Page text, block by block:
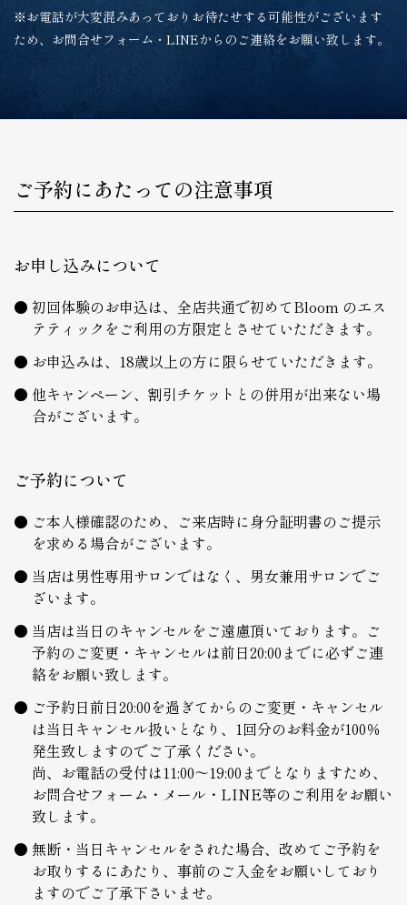
※お電話が大変混みあっておりお待たせする可能性がございます
ため、お問合せフォーム・LINEからのご連絡をお願い致します。
ご予約にあたっての注意事項
お申し込みについて
初回体験のお申込は、全店共通で初めてBloom のエス
テティックをご利用の方限定とさせていただきます。
お申込みは、18歳以上の方に限らせていただきます。
他キャンペーン、割引チケットとの併用が出来ない場
合がございます。
ご予約について
ご本人様確認のため、ご来店時に身分証明書のご提示
を求める場合がございます。
当店は男性専用サロンではなく、男女兼用サロンでご
ざいます。
当店は当日のキャンセルをご遠慮頂いております。ご
予約のご変更・キャンセルは前日20:00までに必ずご連
絡をお願い致します。
ご予約日前日20:00を過ぎてからのご変更・キャンセル
は当日キャンセル扱いとなり、1回分のお料金が100％
発生致しますのでご了承ください。
尚、お電話の受付は11:00～19:00までとなりますため、
お問合せフォーム・メール・LINE等のご利用をお願い
致します。
無断・当日キャンセルをされた場合、改めてご予約を
お取りするにあたり、事前のご入金をお願いしており
ますのでご了承下さいませ。